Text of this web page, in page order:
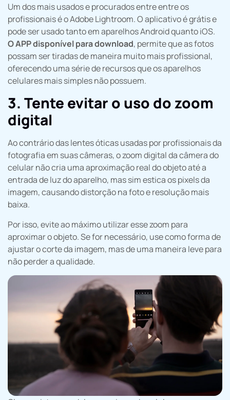
Um dos mais usados e procurados entre entre os
profissionais é o Adobe Lightroom. O aplicativo é grátis e
pode ser usado tanto em aparelhos Android quanto iOS.
O APP disponível para download, permite que as fotos
possam ser tiradas de maneira muito mais profissional,
oferecendo uma série de recursos que os aparelhos
celulares mais simples não possuem.
3. Tente evitar o uso do zoom
digital
Ao contrário das lentes óticas usadas por profissionais da
fotografia em suas câmeras, o zoom digital da câmera do
celular não cria uma aproximação real do objeto até a
entrada de luz do aparelho, mas sim estica os pixels da
imagem, causando distorção na foto e resolução mais
baixa.
Por isso, evite ao máximo utilizar esse zoom para
aproximar o objeto. Se for necessário, use como forma de
ajustar o corte da imagem, mas de uma maneira leve para
não perder a qualidade.